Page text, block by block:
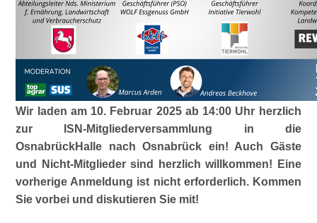
Wir laden am 10. Februar 2025 ab 14:00 Uhr herzlich
zur ISN-Mitgliederversammlung in die
OsnabrückHalle nach Osnabrück ein! Auch Gäste
und Nicht-Mitglieder sind herzlich willkommen! Eine
vorherige Anmeldung ist nicht erforderlich. Kommen
Sie vorbei und diskutieren Sie mit!